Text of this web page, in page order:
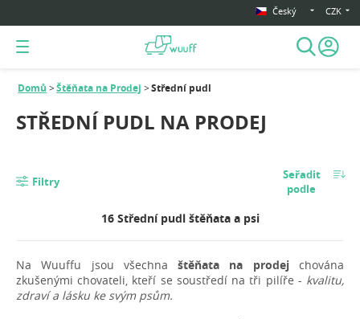
Český CZK
STŘEDNÍ PUDL NA PRODEJ
Domů Štěňata na Prodej Střední pudl
Filtry
Seřadit
podle
16 Střední pudl štěňata a psi
Na Wuuffu jsou všechnaštěňata na prodejchována
zkušenými chovateli, kteří se soustředí na tři pilíře - kvalitu,
zdraví a lásku ke svým psům.